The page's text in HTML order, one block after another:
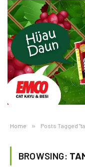
Home » Posts Tagged
BROWSING: